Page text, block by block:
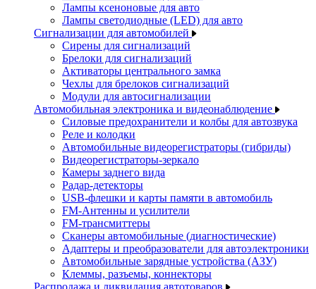
Лампы ксеноновые для авто
Лампы светодиодные (LED) для авто
Сигнализации для автомобилей
Сирены для сигнализаций
Брелоки для сигнализаций
Активаторы центрального замка
Чехлы для брелоков сигнализаций
Модули для автосигнализации
Автомобильная электроника и видеонаблюдение
Силовые предохранители и колбы для автозвука
Реле и колодки
Автомобильные видеорегистраторы (гибриды)
Видеорегистраторы-зеркало
Камеры заднего вида
Радар-детекторы
USB-флешки и карты памяти в автомобиль
FM-Антенны и усилители
FM-трансмиттеры
Сканеры автомобильные (диагностические)
Адаптеры и преобразователи для автоэлектроники
Автомобильные зарядные устройства (АЗУ)
Клеммы, разъемы, коннекторы
Распродажа и ликвидация автотоваров